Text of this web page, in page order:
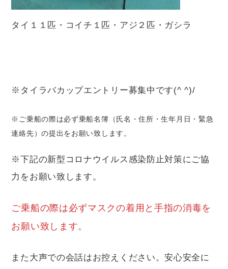
タイ１１匹・コイチ１匹・アジ２匹・ガシラ
※タイラバカップエントリー募集中です(^ ^)/
※ご乗船の際は必ず乗船名簿（氏名・住所・生年月日・緊急
連絡先）の提出をお願い致します。
※下記の新型コロナウイルス感染防止対策にご協
力をお願い致します。
ご乗船の際は必ずマスクの着用と手指の消毒を
お願い致します。
また大声での会話はお控えください。安心安全に